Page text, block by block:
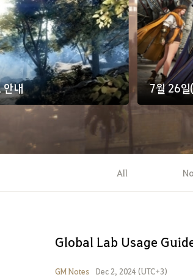
안내 7월 26일
All
Global Lab Usage
GM Notes Dec 2, 2024 (UTC+3)